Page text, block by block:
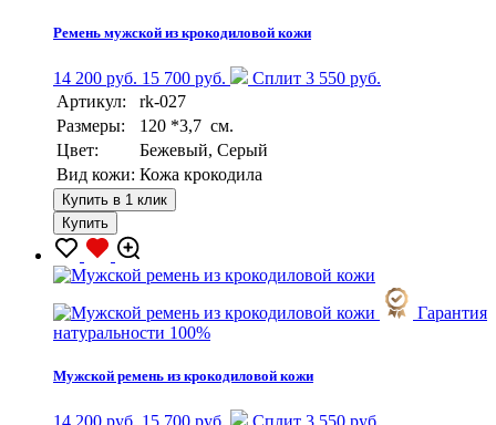
Ремень мужской из крокодиловой кожи
14 200 руб. 15 700 руб.
Сплит 3 550 руб.
Артикул:
rk-027
Размеры:
120 *3,7 см.
Цвет:
Бежевый, Серый
Вид кожи: Кожа крокодила
Купить в 1 клик
Купить
Гарантия
натуральности 100%
Мужской ремень из крокодиловой кожи
14 200 руб. 15 700 руб.
Сплит 3 550 руб.